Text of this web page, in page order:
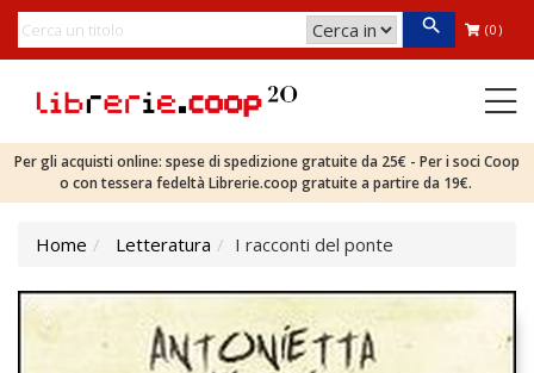
(0)
Per gli acquisti online: spese di spedizione gratuite da 25€ - Per i soci Coop
o con tessera fedeltà Librerie.coop gratuite a partire da 19€.
Home Letteratura I racconti del ponte